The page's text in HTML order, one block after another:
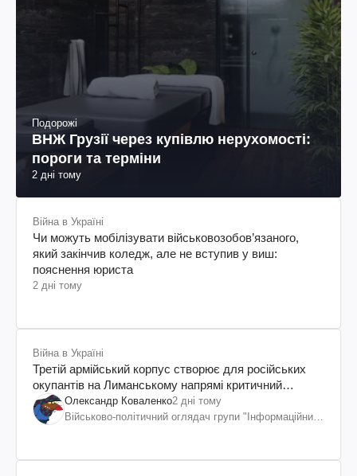
Подорожі
ВНЖ Грузії через купівлю нерухомості:
пороги та терміни
2 дні тому
Війна в Україні
Чи можуть мобілізувати військовозобов’язаного,
який закінчив коледж, але не вступив у виш:
пояснення юриста
2 дні тому
Війна в Україні
Третій армійський корпус створює для російських
окупантів на Лиманському напрямі критичний
дискомфорт: як це вдалося
Олександр Коваленко2 дні тому
Військово-політичний оглядач групи "Інформаційний